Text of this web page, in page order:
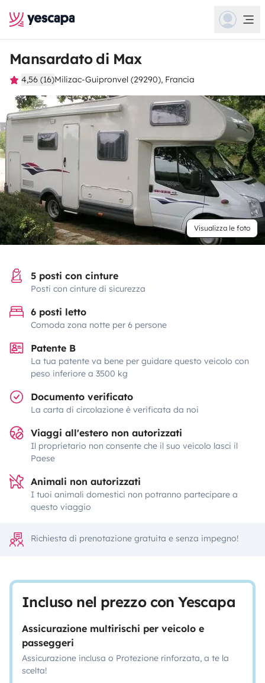
Mansardato di Max
4,56 (16)Milizac-Guipronvel (29290), Francia
Visualizza le foto
5 posti con cinture
Posti con cinture di sicurezza
6 posti letto
Comoda zona notte per 6 persone
Patente B
La tua patente va bene per guidare questo veicolo con
peso inferiore a 3500 kg
Documento verificato
La carta di circolazione è verificata da noi
Viaggi all'estero non autorizzati
Il proprietario non consente che il suo veicolo lasci il
Paese
Animali non autorizzati
I tuoi animali domestici non potranno partecipare a
questo viaggio
Richiesta di prenotazione gratuita e senza impegno!
Incluso nel prezzo con Yescapa
Assicurazione multirischi per veicolo e
passeggeri
Assicurazione inclusa o Protezione rinforzata, a te la
scelta!